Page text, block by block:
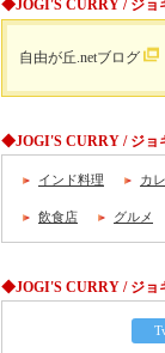
◆JOGI'S CURRY / ジョ
自由が丘.netブログ
◆JOGI'S CURRY / ジョ
インド料理 カ
飲食店 グルメ
◆JOGI'S CURRY / ジョ